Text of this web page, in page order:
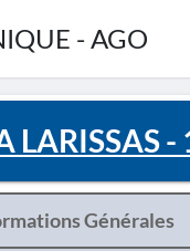
- AGO
LARISSAS -
Générales